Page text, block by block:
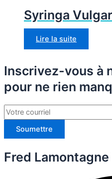
Syringa
Lire la suite
Inscrivez-vous à
pour ne rien
Soumettre
Fred Lamontagne